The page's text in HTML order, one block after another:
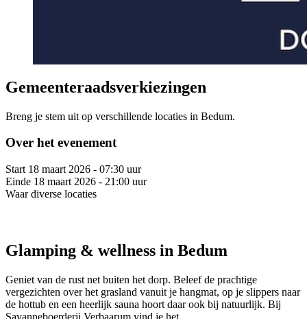
Gemeenteraadsverkiezingen
Breng je stem uit op verschillende locaties in Bedum.
Over het evenement
Start 18 maart 2026 - 07:30 uur
Einde 18 maart 2026 - 21:00 uur
Waar diverse locaties
Glamping & wellness in Bedum
Geniet van de rust net buiten het dorp. Beleef de prachtige
vergezichten over het grasland vanuit je hangmat, op je slippers naar
de hottub en een heerlijk sauna hoort daar ook bij natuurlijk. Bij
Savanneboerderij Verbaarum vind je het.